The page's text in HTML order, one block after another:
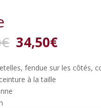
€ Le
prix
initial
était :
69,00€.
34,50€Le
actuel
est :
fendue sur les côtés,
à la taille